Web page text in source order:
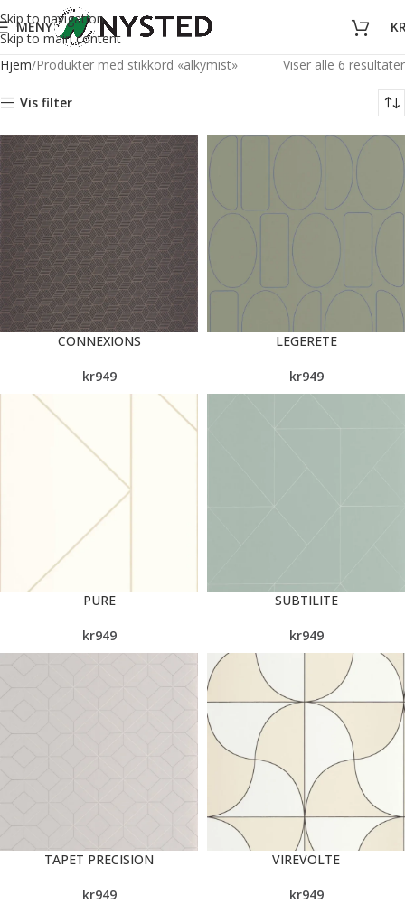
Skip to navigation
Skip to main content
MENY
Hjem Produkter med stikkord «alkymist» Viser alle 6 resultater
Vis filter
CONNEXIONS
kr949
LEGERETE
kr949
PURE
kr949
SUBTILITE
kr949
TAPET PRECISION
kr949
VIREVOLTE
kr949